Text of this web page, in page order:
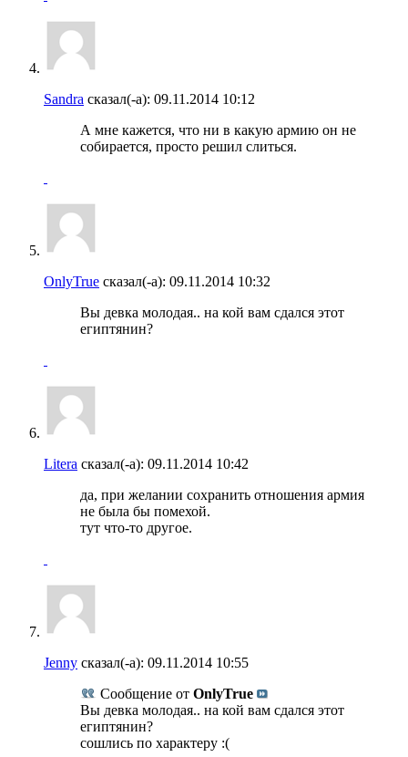
Sandra сказал(-а): 09.11.2014 10:12
А мне кажется, что ни в какую армию он не
собирается, просто решил слиться.
OnlyTrue сказал(-а): 09.11.2014 10:32
Вы девка молодая.. на кой вам сдался этот
египтянин?
Litera сказал(-а): 09.11.2014 10:42
да, при желании сохранить отношения армия
не была бы помехой.
тут что-то другое.
Jenny сказал(-а): 09.11.2014 10:55
Сообщение от OnlyTrue
Вы девка молодая.. на кой вам сдался этот
египтянин?
сошлись по характеру :(